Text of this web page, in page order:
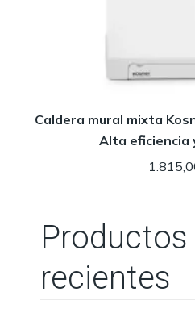
Caldera mural mixta
Alta eficiencia
Productos
recientes